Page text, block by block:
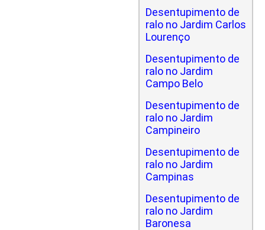
Desentupimento de
ralo no Jardim Carlos
Lourenço
Desentupimento de
ralo no Jardim
Campo Belo
Desentupimento de
ralo no Jardim
Campineiro
Desentupimento de
ralo no Jardim
Campinas
Desentupimento de
ralo no Jardim
Baronesa